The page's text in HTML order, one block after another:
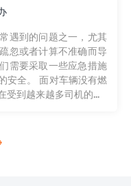
遇到的问题之一，尤其
忽或者计算不准确而导
需要采取一些应急措施
安全。 面对车辆没有燃
受到越来越多司机的...